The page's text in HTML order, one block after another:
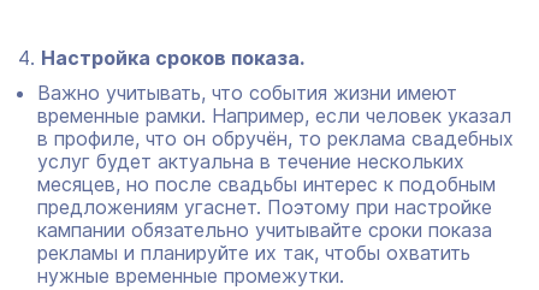
Настройка сроков показа.
Важно учитывать, что события жизни имеют
временные рамки. Например, если человек указал
в профиле, что он обручён, то реклама свадебных
услуг будет актуальна в течение нескольких
месяцев, но после свадьбы интерес к подобным
предложениям угаснет. Поэтому при настройке
кампании обязательно учитывайте сроки показа
рекламы и планируйте их так, чтобы охватить
нужные временные промежутки.